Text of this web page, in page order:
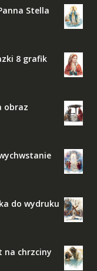
Stella
8 grafik
obraz
do wydruku
na chrzciny